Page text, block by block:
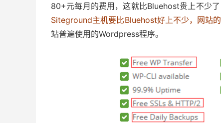
80+元每月的费用，这就比Bluehost贵上不少
Siteground主机要比Bluehost好上不少，网站
站普遍使用的Wordpress程序。